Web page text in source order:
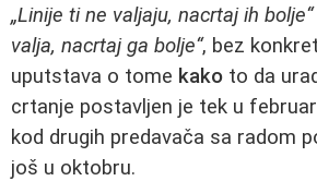
„Linije ti ne valjaju, nacrtaj ih bolje“
valja, nacrtaj ga bolje“, bez
uputstava o tome kako to da
crtanje postavljen je tek u
kod drugih predavača sa radom
još u oktobru.